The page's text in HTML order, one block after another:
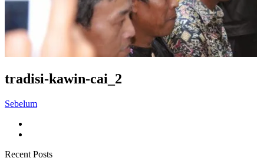
tradisi-kawin-cai_2
Sebelum
Recent Posts